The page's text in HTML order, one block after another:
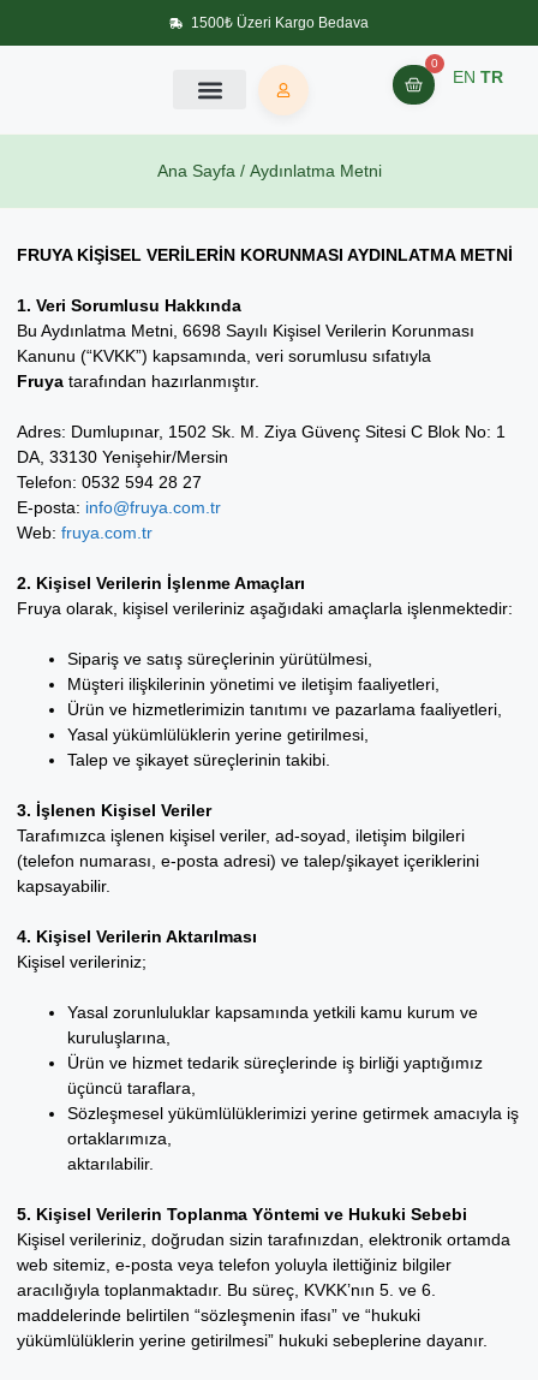
1500₺ Üzeri Kargo Bedava
0
EN TR
Ana Sayfa / Aydınlatma Metni
FRUYA KİŞİSEL VERİLERİN KORUNMASI AYDINLATMA METNİ
1. Veri Sorumlusu Hakkında
Bu Aydınlatma Metni, 6698 Sayılı Kişisel Verilerin Korunması
Kanunu (“KVKK”) kapsamında, veri sorumlusu sıfatıyla
Fruya tarafından hazırlanmıştır.
Adres: Dumlupınar, 1502 Sk. M. Ziya Güvenç Sitesi C Blok No: 1
DA, 33130 Yenişehir/Mersin
Telefon: 0532 594 28 27
E-posta: info@fruya.com.tr
Web: fruya.com.tr
2. Kişisel Verilerin İşlenme Amaçları
Fruya olarak, kişisel verileriniz aşağıdaki amaçlarla işlenmektedir:
Sipariş ve satış süreçlerinin yürütülmesi,
Müşteri ilişkilerinin yönetimi ve iletişim faaliyetleri,
Ürün ve hizmetlerimizin tanıtımı ve pazarlama faaliyetleri,
Yasal yükümlülüklerin yerine getirilmesi,
Talep ve şikayet süreçlerinin takibi.
3. İşlenen Kişisel Veriler
Tarafımızca işlenen kişisel veriler, ad-soyad, iletişim bilgileri
(telefon numarası, e-posta adresi) ve talep/şikayet içeriklerini
kapsayabilir.
4. Kişisel Verilerin Aktarılması
Kişisel verileriniz;
Yasal zorunluluklar kapsamında yetkili kamu kurum ve
kuruluşlarına,
Ürün ve hizmet tedarik süreçlerinde iş birliği yaptığımız
üçüncü taraflara,
Sözleşmesel yükümlülüklerimizi yerine getirmek amacıyla iş
ortaklarımıza,
aktarılabilir.
5. Kişisel Verilerin Toplanma Yöntemi ve Hukuki Sebebi
Kişisel verileriniz, doğrudan sizin tarafınızdan, elektronik ortamda
web sitemiz, e-posta veya telefon yoluyla ilettiğiniz bilgiler
aracılığıyla toplanmaktadır. Bu süreç, KVKK’nın 5. ve 6.
maddelerinde belirtilen “sözleşmenin ifası” ve “hukuki
yükümlülüklerin yerine getirilmesi” hukuki sebeplerine dayanır.